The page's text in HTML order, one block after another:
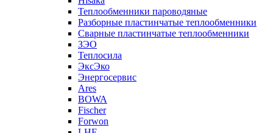
Теплообменники пароводяные
Разборные пластинчатые теплообменники
Сварные пластинчатые теплообменники
ЗЭО
Теплосила
ЭксЭко
Энергосервис
Ares
BOWA
Fischer
Forwon